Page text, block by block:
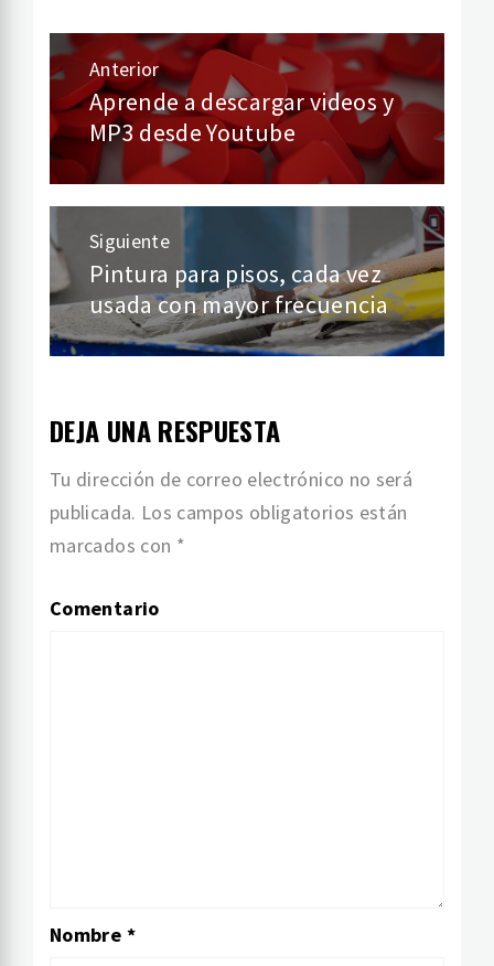
Navegación
de
entradas
Anterior
Entrada
anterior:
Aprende a descargar videos y
MP3 desde Youtube
Siguiente
Entrada
siguiente:
Pintura para pisos, cada vez
usada con mayor frecuencia
DEJA UNA RESPUESTA
Tu dirección de correo electrónico no será
publicada. Los campos obligatorios están
marcados con *
Comentario
Nombre *